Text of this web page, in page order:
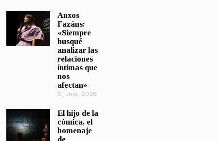
Anxos
Fazáns:
«Siempre
busqué
analizar las
relaciones
íntimas que
nos
afectan»
5 junio, 2026
El hijo de la
cómica, el
homenaje